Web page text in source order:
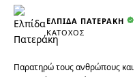
ΕΛΠΊΔΑ ΠΑΤΕΡΆΚΗ
ΚΆΤΟΧΟΣ
Παρατηρώ τους ανθρώπους